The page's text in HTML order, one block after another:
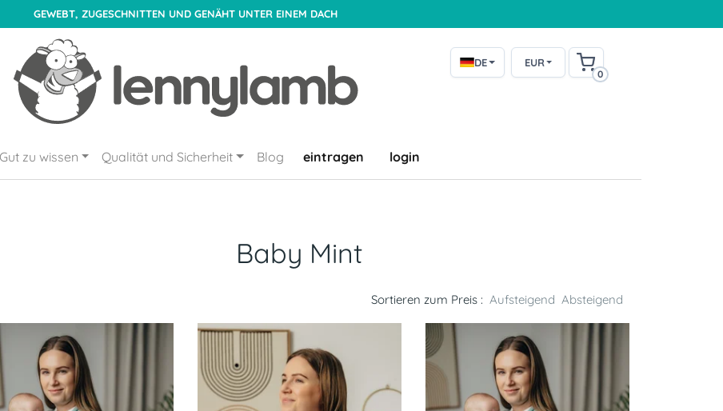
GEWEBT, ZUGESCHNITTEN UND GENÄHT UNTER EINEM DACH
DE EUR
0
Gut zu wissen Qualität und Sicherheit Blog eintragen login
Baby Mint
Sortieren zum Preis : Aufsteigend Absteigend